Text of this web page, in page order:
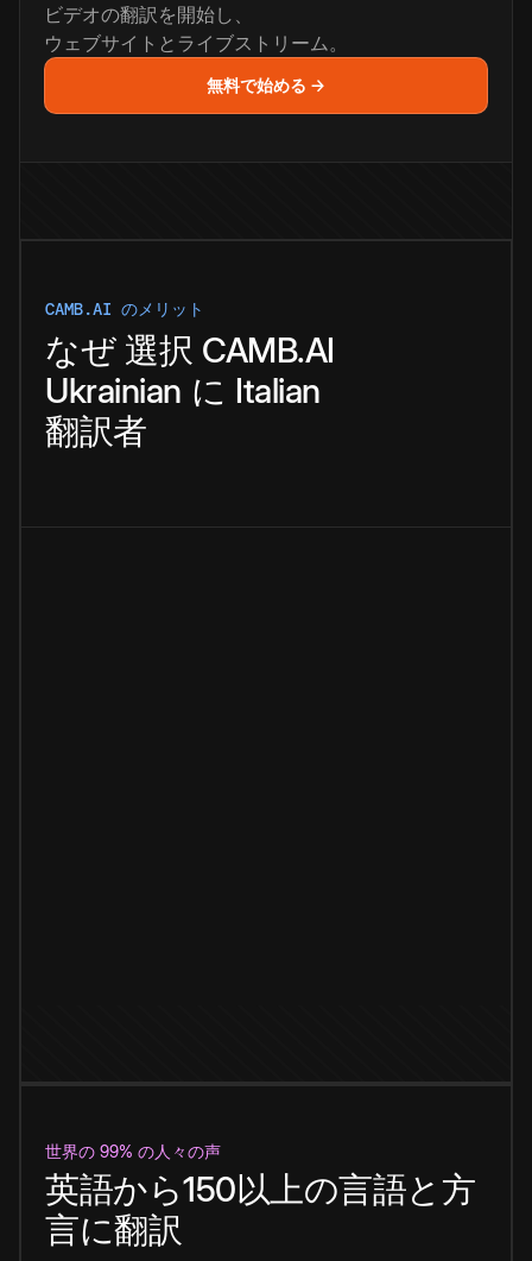
ビデオの翻訳を開始し、
ウェブサイトとライブストリーム。
無料で始める →
CAMB.AI のメリット
なぜ 選択 CAMB.AI
Ukrainian に Italian
翻訳者
世界の 99% の人々の声
英語から150以上の言語と方
言に翻訳